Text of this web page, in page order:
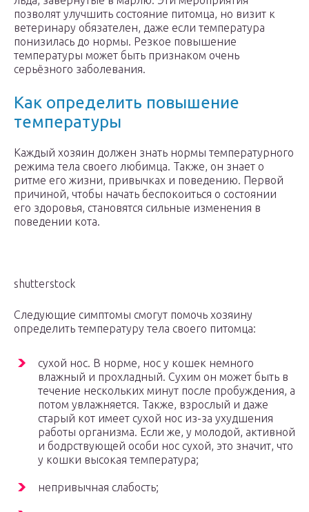
позволят улучшить состояние питомца, но визит к
ветеринару обязателен, даже если температура
понизилась до нормы. Резкое повышение
температуры может быть признаком очень
серьёзного заболевания.
Как определить повышение
температуры
Каждый хозяин должен знать нормы температурного
режима тела своего любимца. Также, он знает о
ритме его жизни, привычках и поведению. Первой
причиной, чтобы начать беспокоиться о состоянии
его здоровья, становятся сильные изменения в
поведении кота.
shutterstock
Следующие симптомы смогут помочь хозяину
определить температуру тела своего питомца:
сухой нос. В норме, нос у кошек немного
влажный и прохладный. Сухим он может быть в
течение нескольких минут после пробуждения, а
потом увлажняется. Также, взрослый и даже
старый кот имеет сухой нос из-за ухудшения
работы организма. Если же, у молодой, активной
и бодрствующей особи нос сухой, это значит, что
у кошки высокая температура;
непривычная слабость;